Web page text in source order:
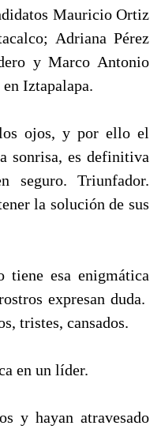
Mauricio Ortiz
Adriana Pérez
y Marco Antonio
Iztapalapa.
ojos, y por ello el
sonrisa, es definitiva
seguro. Triunfador.
la solución de sus
tiene esa enigmática
expresan duda.
tristes, cansados.
en un líder.
y hayan atravesado